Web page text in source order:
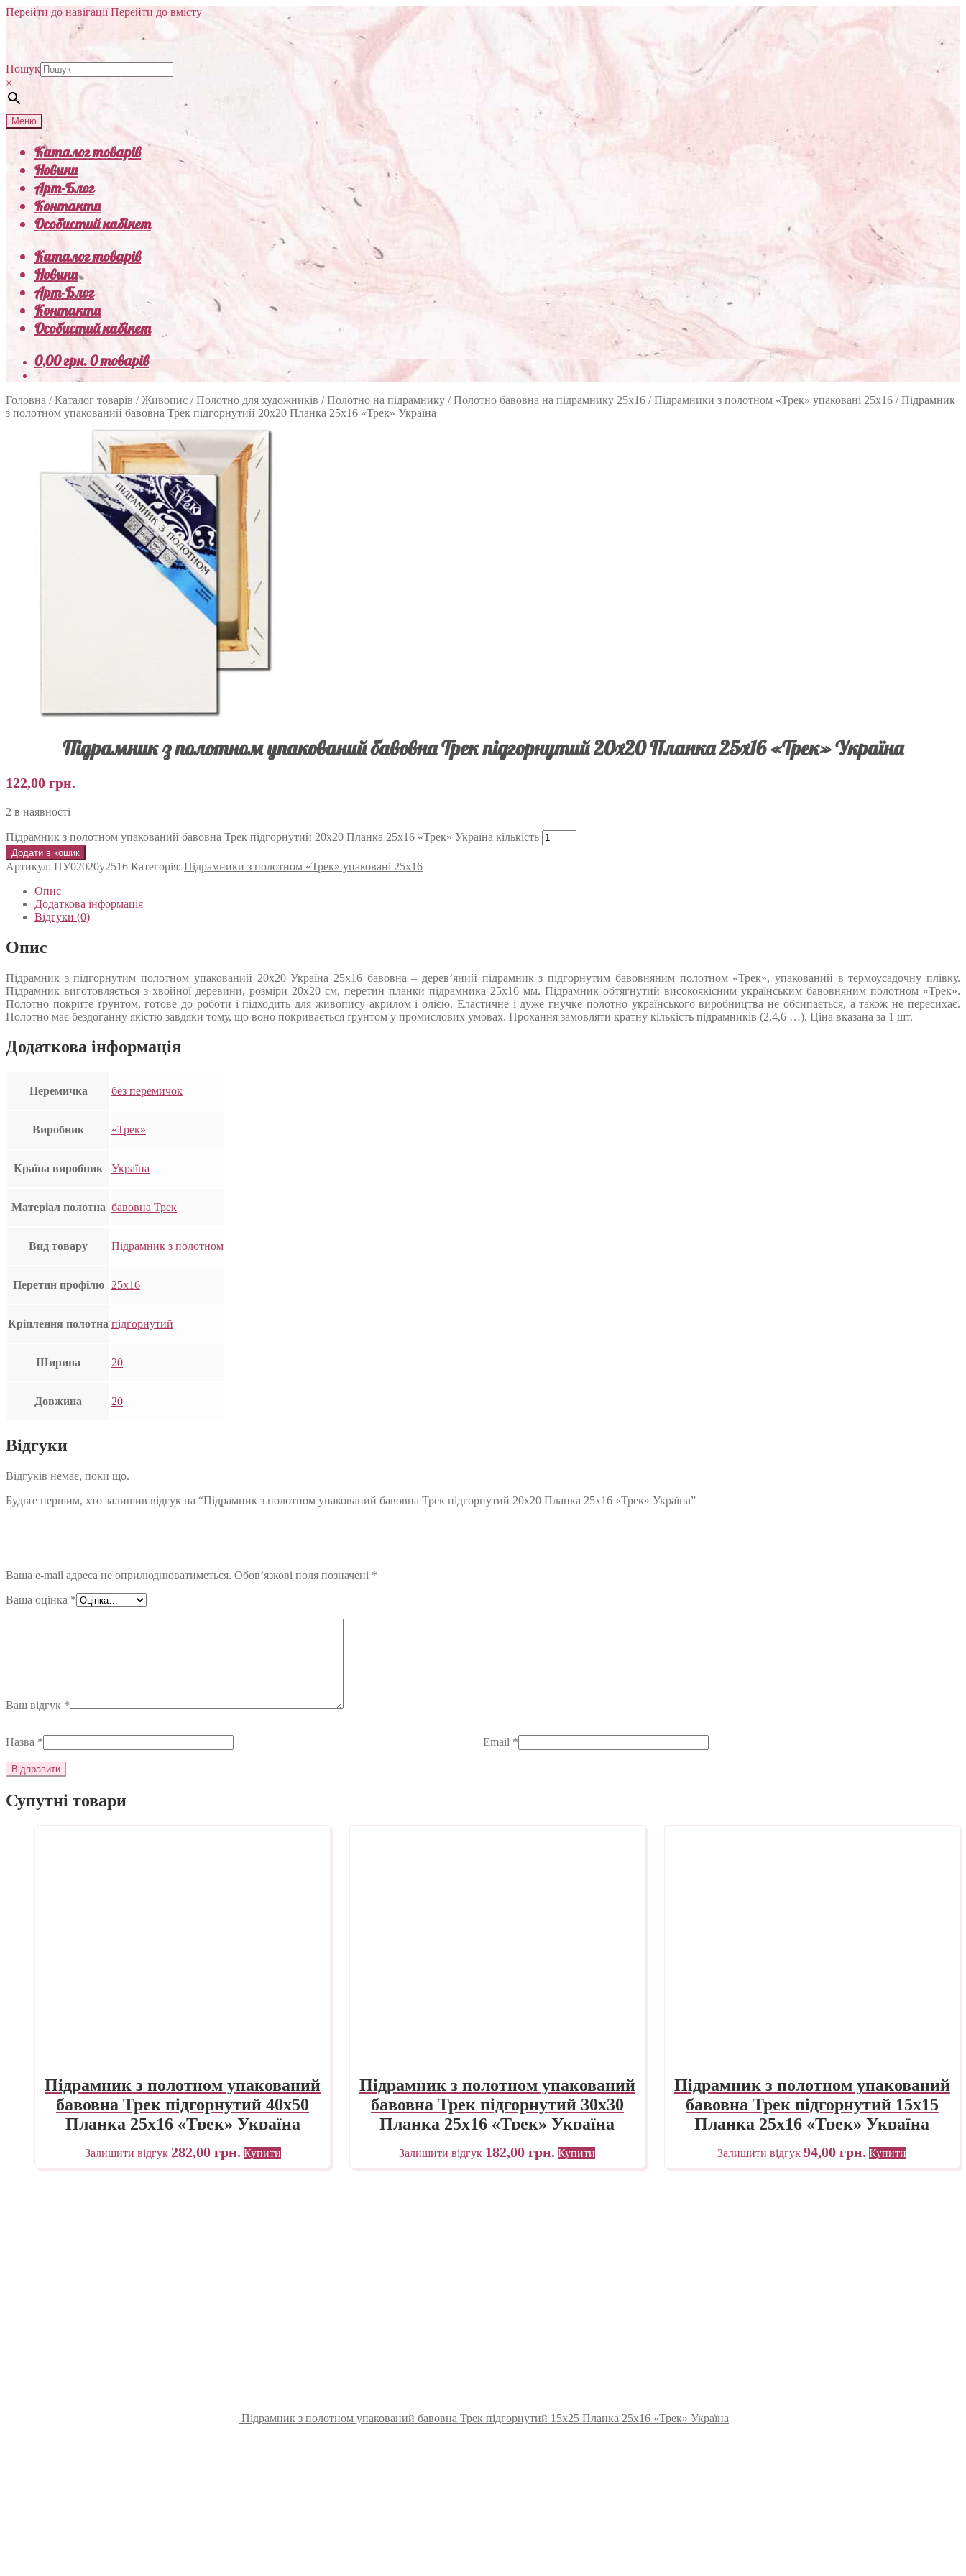
Перейти до навігації Перейти до вмісту
Пошук
×
Меню
Каталог товарів
Новини
Арт-Блог
Контакти
Особистий кабінет
Каталог товарів
Новини
Арт-Блог
Контакти
Особистий кабінет
0,00грн.0 товарів
Головна /Каталог товарів /Живопис /Полотно для художників /Полотно на підрамнику /Полотно бавовна на підрамнику 25х16 /Підрамники з полотном «Трек» упаковані 25x16 /Підрамник
з полотном упакований бавовна Трек підгорнутий 20х20 Планка 25х16 «Трек» Україна
Підрамник з полотном упакований бавовна Трек підгорнутий 20х20 Планка 25х16 «Трек» Україна
122,00 грн.
2 в наявності
Підрамник з полотном упакований бавовна Трек підгорнутий 20х20 Планка 25х16 «Трек» Україна кількість
Додати в кошик
Артикул: ПУ02020у2516 Категорія: Підрамники з полотном «Трек» упаковані 25x16
Опис
Додаткова інформація
Відгуки (0)
Опис
Підрамник з підгорнутим полотном упакований 20х20 Україна 25х16 бавовна – дерев’яний підрамник з підгорнутим бавовняним полотном «Трек», упакований в термоусадочну плівку.
Підрамник виготовляється з хвойної деревини, розміри 20х20 см, перетин планки підрамника 25х16 мм. Підрамник обтягнутий високоякісним українським бавовняним полотном «Трек».
Полотно покрите ґрунтом, готове до роботи і підходить для живопису акрилом і олією. Еластичне і дуже гнучке полотно українського виробництва не обсипається, а також не пересихає.
Полотно має бездоганну якістю завдяки тому, що воно покривається ґрунтом у промислових умовах. Прохання замовляти кратну кількість підрамників (2,4,6 …). Ціна вказана за 1 шт.
Додаткова інформація
Перемичка без перемичок
Виробник «Трек»
Країна виробник Україна
Матеріал полотна бавовна Трек
Вид товару Підрамник з полотном
Перетин профілю 25х16
Кріплення полотна підгорнутий
Ширина 20
Довжина 20
Відгуки
Відгуків немає, поки що.
Будьте першим, хто залишив відгук на “Підрамник з полотном упакований бавовна Трек підгорнутий 20х20 Планка 25х16 «Трек» Україна”
Ваша e-mail адреса не оприлюднюватиметься. Обов’язкові поля позначені *
Ваша оцінка *
Ваш відгук *
Назва * Email *
Супутні товари
Підрамник з полотном упакований
бавовна Трек підгорнутий 40х50
Планка 25х16 «Трек» Україна
Залишити відгук 282,00 грн. Купити
Підрамник з полотном упакований
бавовна Трек підгорнутий 30х30
Планка 25х16 «Трек» Україна
Залишити відгук 182,00грн. Купити
Підрамник з полотном упакований
бавовна Трек підгорнутий 15х15
Планка 25х16 «Трек» Україна
Залишити відгук 94,00грн. Купити
Підрамник з полотном упакований бавовна Трек підгорнутий 15х25 Планка 25х16 «Трек» Україна